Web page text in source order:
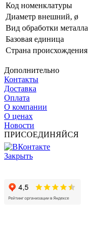
Код номенклатуры
Диаметр внешний, ø
Вид обработки металла
Базовая единица
Страна происхождения
Дополнительно
Контакты
Доставка
Оплата
О компании
О ценах
Новости
ПРИСОЕДИНЯЙСЯ
Закрыть